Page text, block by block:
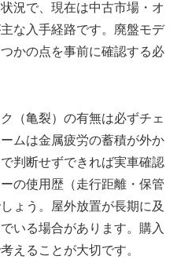
況で、現在は中古市場・オ
な入手経路です。廃盤モデ
かの点を事前に確認する必
（亀裂）の有無は必ずチェ
ムは金属疲労の蓄積が外か
判断せずできれば実車確認
の使用歴（走行距離・保管
ょう。屋外放置が長期に及
いる場合があります。購入
えることが大切です。